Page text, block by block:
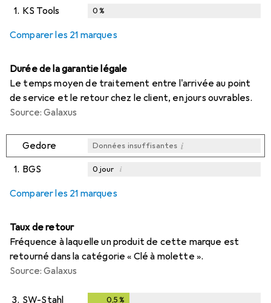
1. KS Tools 0%
Comparer les 21 marques
Durée de la garantie légale
Le temps moyen de traitement entre l'arrivée au point
de service et le retour chez le client, en jours ouvrables.
Source: Galaxus
Gedore Données insuffisantes i
1. BGS 0 jour i
Comparer les 21 marques
Taux de retour
Fréquence à laquelle un produit de cette marque est
retourné dans la catégorie « Clé à molette ».
Source: Galaxus
3. SW-Stahl 0,5 %